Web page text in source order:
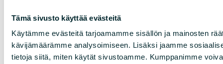
Tämä sivusto käyttää evästeitä
Käytämme evästeitä tarjoamamme sisällön ja mainosten
kävijämäärämme analysoimiseen. Lisäksi jaamme
tietoja siitä, miten käytät sivustoamme. Kumppanimme